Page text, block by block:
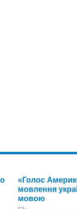
«Голос
мовлення
мовою